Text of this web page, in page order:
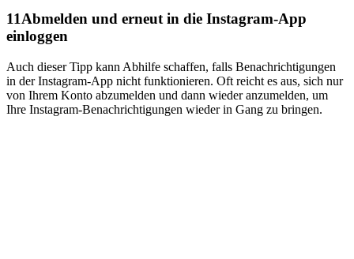
11Abmelden und erneut in die Instagram-App
einloggen
Auch dieser Tipp kann Abhilfe schaffen, falls Benachrichtigungen
in der Instagram-App nicht funktionieren. Oft reicht es aus, sich nur
von Ihrem Konto abzumelden und dann wieder anzumelden, um
Ihre Instagram-Benachrichtigungen wieder in Gang zu bringen.